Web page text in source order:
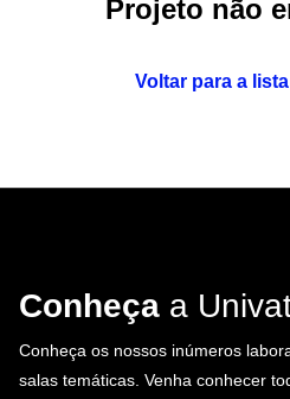
Projeto não
Voltar para a
Conheça a
Conheça os nossos inúmeros
salas temáticas. Venha conhecer